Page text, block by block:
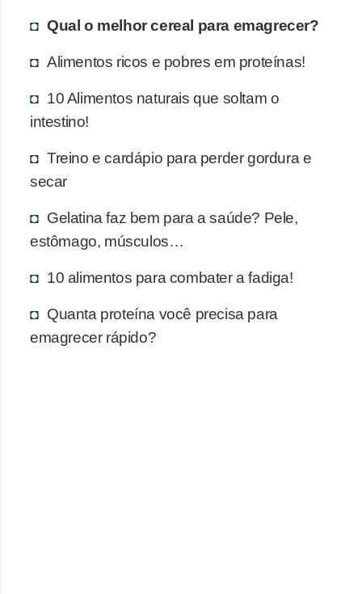
Qual o melhor cereal para emagrecer?
Alimentos ricos e pobres em proteínas!
10 Alimentos naturais que soltam o
intestino!
Treino e cardápio para perder gordura e
secar
Gelatina faz bem para a saúde? Pele,
estômago, músculos…
10 alimentos para combater a fadiga!
Quanta proteína você precisa para
emagrecer rápido?